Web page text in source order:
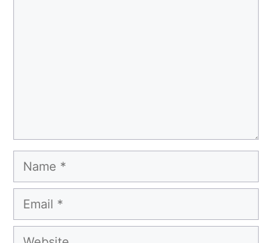
Name
Email
Website